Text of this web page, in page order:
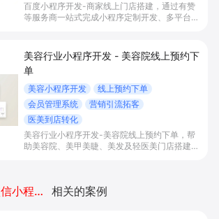
百度小程序开发-商家线上门店搭建，通过有赞
等服务商一站式完成小程序定制开发、多平台联
提升到店与下单转化。
美容行业小程序开发 - 美容院线上预约下
单
美容小程序开发
线上预约下单
会员管理系统
营销引流拓客
医美到店转化
美容行业小程序开发-美容院线上预约下单，帮
助美容院、美甲美睫、美发及轻医美门店搭建线
python可以做微信小程序开发吗 相关的案例